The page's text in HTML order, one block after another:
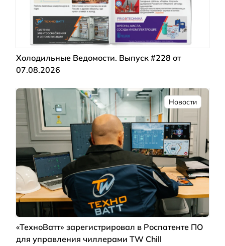
Холодильные Ведомости. Выпуск #228 от
07.08.2026
Новости
«ТехноВатт» зарегистрировал в Роспатенте ПО
для управления чиллерами TW Chill